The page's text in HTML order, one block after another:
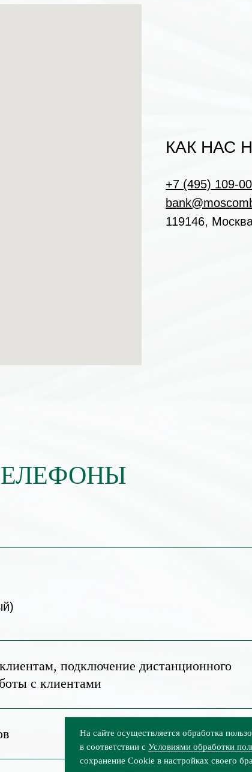
КАК НАС
+7 (495) 109-
119146,
подключение дистанционного
с клиентами
На сайте осуществляется обработка
в соответствии с Условиями обработки
сохранение Cookie в настройках своего